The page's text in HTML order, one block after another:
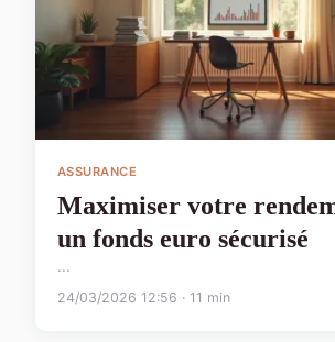
ASSURANCE
Maximiser votre
un fonds euro sécurisé
...
24/03/2026 12:56 · 11 min